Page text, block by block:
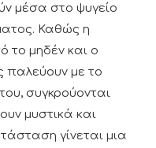
μέσα στο ψυγείο
Καθώς η
το μηδέν και ο
παλεύουν με το
συγκρούονται
μυστικά και
γίνεται μια